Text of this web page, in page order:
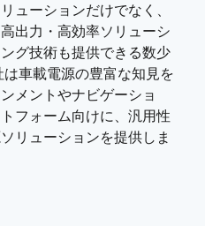
ューションだけでなく、
出力・高効率ソリューシ
グ技術も提供できる数少
車載電源の豊富な知見を
メントやナビゲーショ
フォーム向けに、汎用性
リューションを提供しま